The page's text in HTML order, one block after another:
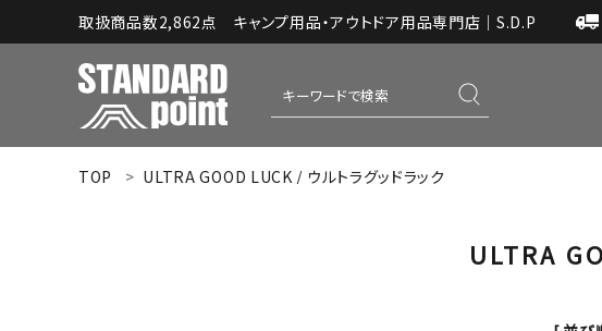
取扱商品数2,862点 キャンプ用品・アウトドア用品専門店｜S.D.P
TOP ULTRA GOOD LUCK / ウルトラグッドラック
ULTRA